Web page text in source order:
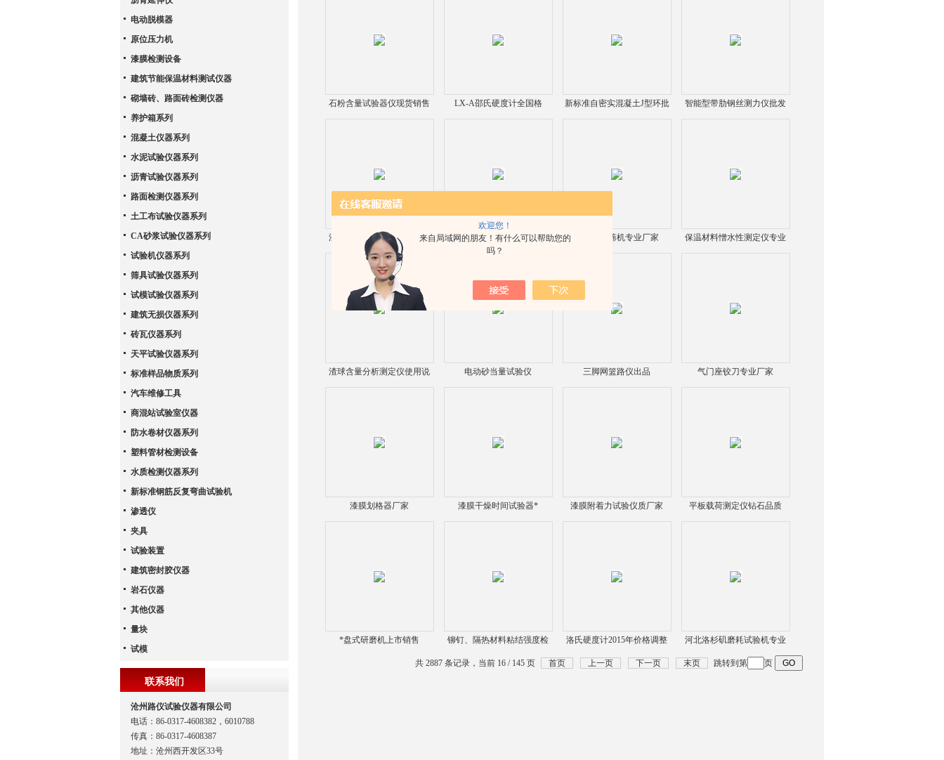
欢迎您！
来自局域网的朋友！有什么可以帮助您的
吗？
石粉含量试验器仪现货销售 LX-A邵氏硬度计全国格
新标准自密实混凝土J型环批
智能型带肋钢丝测力仪批发
漆膜干燥时间试验器出厂价
格
漆膜附着力试验仪说明书 矿物棉振筛机专业厂家
保温材料憎水性测定仪专业
渣球含量分析测定仪使用说
电动砂当量试验仪 三脚网篮路仪出品 气门座铰刀专业厂家
漆膜划格器厂家 漆膜干燥时间试验器* 漆膜附着力试验仪质厂家 平板载荷测定仪钻石品质
*盘式研磨机上市销售
铆钉、隔热材料粘结强度检
测仪新品开发
洛氏硬度计2015年价格调整
河北洛杉矶磨耗试验机专业
制造
共 2887 条记录，当前 16 / 145 页 首页 上一页 下一页 末页 跳转到第 页
电动脱模器
原位压力机
漆膜检测设备
建筑节能保温材料测试仪器
砌墙砖、路面砖检测仪器
养护箱系列
混凝土仪器系列
水泥试验仪器系列
沥青试验仪器系列
路面检测仪器系列
土工布试验仪器系列
CA砂浆试验仪器系列
试验机仪器系列
筛具试验仪器系列
试模试验仪器系列
建筑无损仪器系列
砖瓦仪器系列
天平试验仪器系列
标准样品物质系列
汽车维修工具
商混站试验室仪器
防水卷材仪器系列
塑料管材检测设备
水质检测仪器系列
新标准钢筋反复弯曲试验机
渗透仪
夹具
试验装置
建筑密封胶仪器
岩石仪器
其他仪器
量块
试模
联系我们
沧州路仪试验仪器有限公司
电话：86-0317-4608382，6010788
传真：86-0317-4608387
地址：沧州西开发区33号